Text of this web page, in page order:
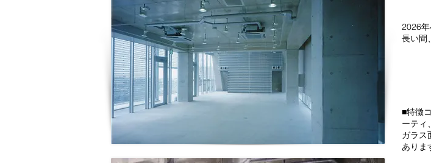
2026年
長い間
■特徴
ーティ
ガラス
ありま